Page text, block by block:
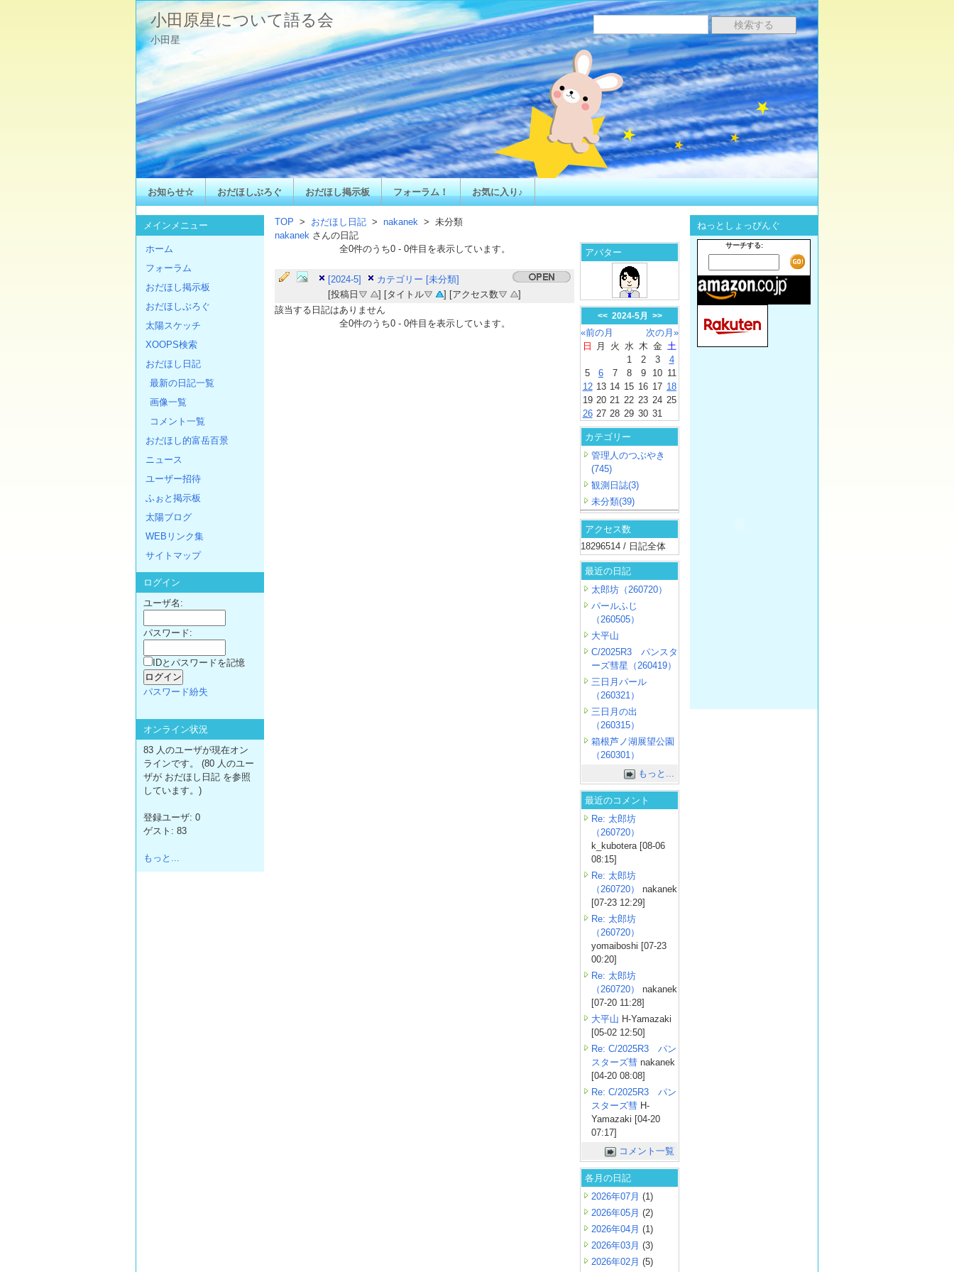
小田原星について語る会
小田星
お知らせ☆ おだほしぶろぐ おだほし掲示板 フォーラム！ お気に入り♪
TOP > おだほし日記 > nakanek > 未分類
nakanek さんの日記
全0件のうち0- 0件目を表示しています。
[2024-5]
カテゴリー [未分類]
[投稿日
] [タイトル ] [アクセス数
]
該当する日記はありません
全0件のうち0- 0件目を表示しています。
アバター
<< 2024-5月 >>
«前の月
次の月»
日
月 火 水 木 金 土
1
2 3
4
5
6 7 8 9 10 11
12 13 14 15 16 17 18
19 20 21 22 23 24 25
26 27 28 29 30 31
カテゴリー
管理人のつぶやき
(745)
観測日誌(3)
未分類(39)
アクセス数
18296514 / 日記全体
最近の日記
太郎坊（260720）
パールふじ
（260505）
大平山
C/2025R3 パンスタ
ーズ彗星（260419）
三日月パール
（260321）
三日月の出
（260315）
箱根芦ノ湖展望公園
（260301）
もっと...
最近のコメント
Re: 太郎坊
（260720）
k_kubotera [08-06
08:15]
Re: 太郎坊
（260720）
nakanek
[07-23 12:29]
Re: 太郎坊
（260720）
yomaiboshi [07-23
00:20]
Re: 太郎坊
（260720）
nakanek
[07-20 11:28]
大平山 H-Yamazaki
[05-02 12:50]
Re: C/2025R3 パン
スターズ彗 nakanek
[04-20 08:08]
Re: C/2025R3 パン
スターズ彗 H-
Yamazaki [04-20
07:17]
コメント一覧
各月の日記
2026年07月 (1)
2026年05月 (2)
2026年04月 (1)
2026年03月 (3)
2026年02月 (5)
メインメニュー
ホーム
フォーラム
おだほし掲示板
おだほしぶろぐ
太陽スケッチ
XOOPS検索
おだほし日記
最新の日記一覧
画像一覧
コメント一覧
おだほし的富岳百景
ニュース
ユーザー招待
ふぉと掲示板
太陽ブログ
WEBリンク集
サイトマップ
ログイン
ユーザ名:
パスワード:
IDとパスワードを記憶
パスワード紛失
オンライン状況
83 人のユーザが現在オン
ラインです。 (80 人のユー
ザが おだほし日記 を参照
しています。)
登録ユーザ: 0
ゲスト: 83
もっと...
ねっとしょっぴんぐ
サーチする: